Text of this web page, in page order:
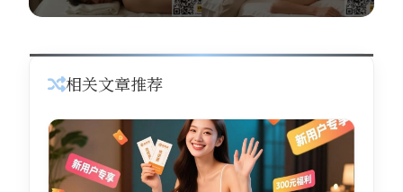
相关文章推荐